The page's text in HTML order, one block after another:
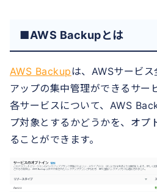
■AWS Backupとは
AWS Backupは、AWSサービ
アップの集中管理ができるサー
各サービスについて、AWS
プ対象とするかどうかを、オプ
ることができます。